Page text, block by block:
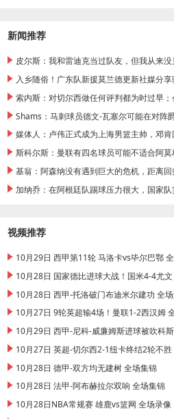
新闻推荐
皮尔斯：我和雷迪克当过队友，但我从来
入乡随俗！广东队新援莫兰德更新社媒分
索内斯：对切尔西做任何评判都为时过早
Shams：马刺球员德文-瓦塞尔可能在对阵
媒体人：卢伟正式成为上海男篮主帅，邓
斯科尔斯：曼联有四名球员可能不适合阿
基翁：阿森纳没有遇到巨大的危机，距离
加纳乔：在阿根廷队踢球压力很大，国家
视频推荐
10月29日 西甲第11轮 马洛卡vs毕尔巴鄂
10月28日 国家德比进球大战！国米4-4尤
10月28日 西甲-托洛破门布迪米尔建功 全
10月27日 9轮英超输4场！曼联1-2西汉姆
10月29日 西甲-尼科-威廉姆斯进球被吹科
10月27日 英超-切尔西2-1纽卡终结2轮不
10月28日 德甲-双方均无建树 全场集锦
10月28日 法甲-阿布赫拉尔双响 全场集锦
10月28日NBA常规赛 雄鹿vs篮网 全场录像